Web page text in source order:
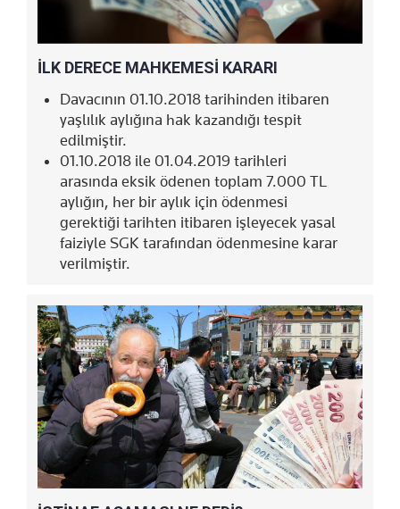
İLK DERECE MAHKEMESİ KARARI
Davacının 01.10.2018 tarihinden itibaren
yaşlılık aylığına hak kazandığı tespit
edilmiştir.
01.10.2018 ile 01.04.2019 tarihleri
arasında eksik ödenen toplam 7.000 TL
aylığın, her bir aylık için ödenmesi
gerektiği tarihten itibaren işleyecek yasal
faiziyle SGK tarafından ödenmesine karar
verilmiştir.